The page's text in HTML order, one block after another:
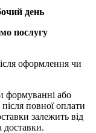
день
послугу
оформлення чи
формуванні або
повної оплати
залежить від
доставки.